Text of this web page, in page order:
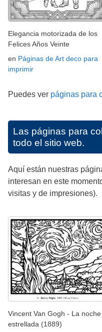
Elegancia motorizada de los
Felices Años Veinte
en Páginas de Art deco para
imprimir
Puedes ver páginas para
Las páginas para
todo el sitio web.
Aquí están nuestras
interesan en este
visitas y de impresiones).
Vincent Van Gogh - La noche
estrellada (1889)